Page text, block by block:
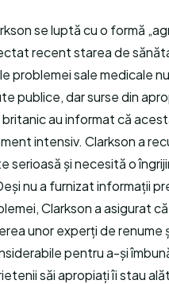
se luptă cu o formă
recent starea de
problemei sale medicale
publice, dar surse din
britanic au informat că
intensiv. Clarkson a
serioasă și necesită o
nu a furnizat informații
Clarkson a asigurat
unor experți de renume
pentru a-și
săi apropiați îi stau